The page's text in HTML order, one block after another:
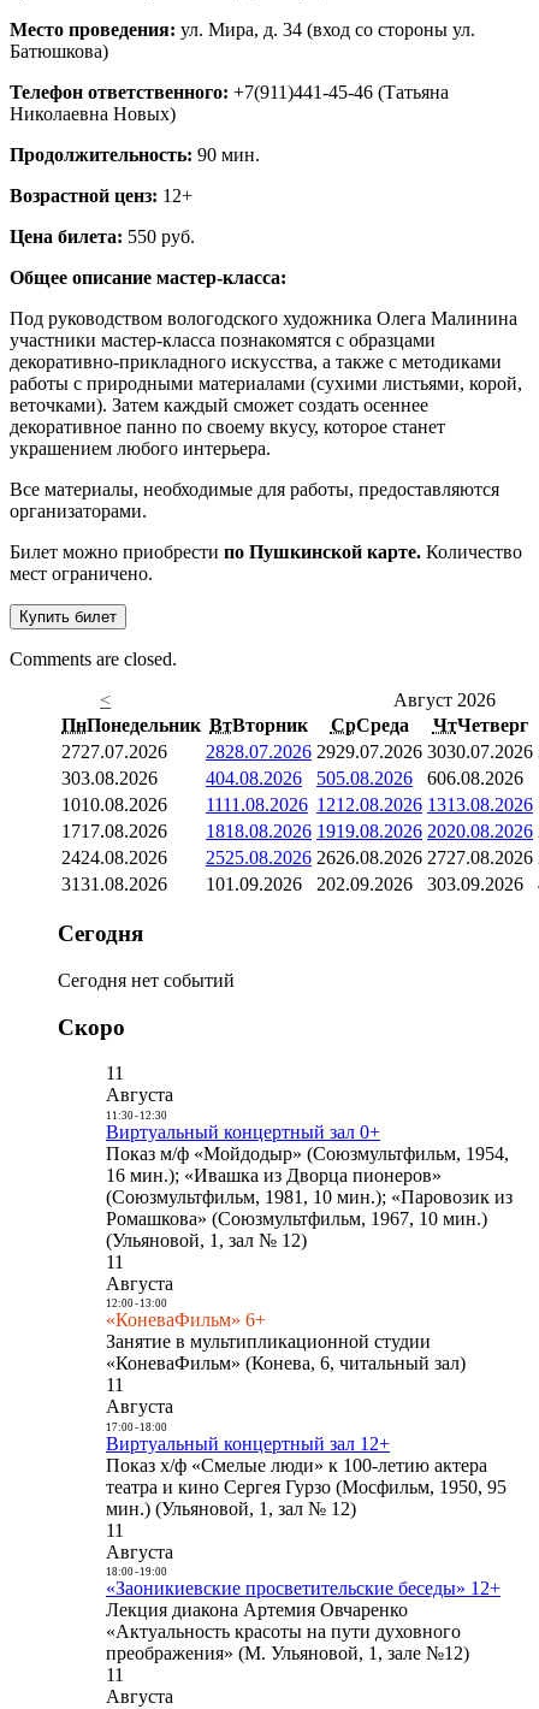
Место проведения: ул. Мира, д. 34 (вход со стороны ул.
Батюшкова)
Телефон ответственного: +7(911)441-45-46 (Татьяна
Николаевна Новых)
Продолжительность: 90 мин.
Возрастной ценз: 12+
Цена билета: 550 руб.
Общее описание мастер-класса:
Под руководством вологодского художника Олега Малинина
участники мастер-класса познакомятся с образцами
декоративно-прикладного искусства, а также с методиками
работы с природными материалами (сухими листьями, корой,
веточками). Затем каждый сможет создать осеннее
декоративное панно по своему вкусу, которое станет
украшением любого интерьера.
Все материалы, необходимые для работы, предоставляются
организаторами.
Билет можно приобрести по Пушкинской карте. Количество
мест ограничено.
Купить билет
Comments are closed.
<
Август 2026
ПнПонедельник ВтВторник СрСреда ЧтЧетверг
2727.07.2026 2828.07.2026 2929.07.2026 3030.07.2026
303.08.2026 404.08.2026 505.08.2026 606.08.2026
1010.08.2026 1111.08.2026 1212.08.2026 1313.08.2026
1717.08.2026 1818.08.2026 1919.08.2026 2020.08.2026
2424.08.2026 2525.08.2026 2626.08.2026 2727.08.2026
3131.08.2026 101.09.2026 202.09.2026 303.09.2026
Сегодня
Сегодня нет событий
Скоро
11
Августа
11:30- 12:30
Виртуальный концертный зал 0+
Показ м/ф «Мойдодыр» (Союзмультфильм, 1954,
16 мин.); «Ивашка из Дворца пионеров»
(Союзмультфильм, 1981, 10 мин.); «Паровозик из
Ромашкова» (Союзмультфильм, 1967, 10 мин.)
(Ульяновой, 1, зал № 12)
11
Августа
12:00- 13:00
«КоневаФильм» 6+
Занятие в мультипликационной студии
«КоневаФильм» (Конева, 6, читальный зал)
11
Августа
17:00- 18:00
Виртуальный концертный зал 12+
Показ х/ф «Смелые люди» к 100-летию актера
театра и кино Сергея Гурзо (Мосфильм, 1950, 95
мин.) (Ульяновой, 1, зал № 12)
11
Августа
18:00- 19:00
«Заоникиевские просветительские беседы» 12+
Лекция диакона Артемия Овчаренко
«Актуальность красоты на пути духовного
преображения» (М. Ульяновой, 1, зале №12)
11
Августа